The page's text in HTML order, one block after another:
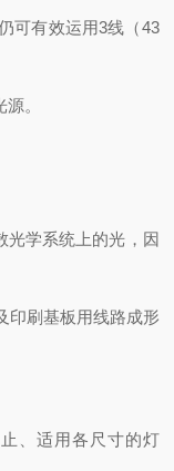
可有效运用3线（43
。
光学系统上的光，因
印刷基板用线路成形
、适用各尺寸的灯